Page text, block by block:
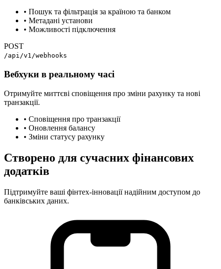
• Пошук та фільтрація за країною та банком
• Метадані установи
• Можливості підключення
POST
/api/v1/webhooks
Вебхуки в реальному часі
Отримуйте миттєві сповіщення про зміни рахунку та нові
транзакції.
• Сповіщення про транзакції
• Оновлення балансу
• Зміни статусу рахунку
Створено для сучасних фінансових
додатків
Підтримуйте ваші фінтех-інновації надійним доступом до
банківських даних.